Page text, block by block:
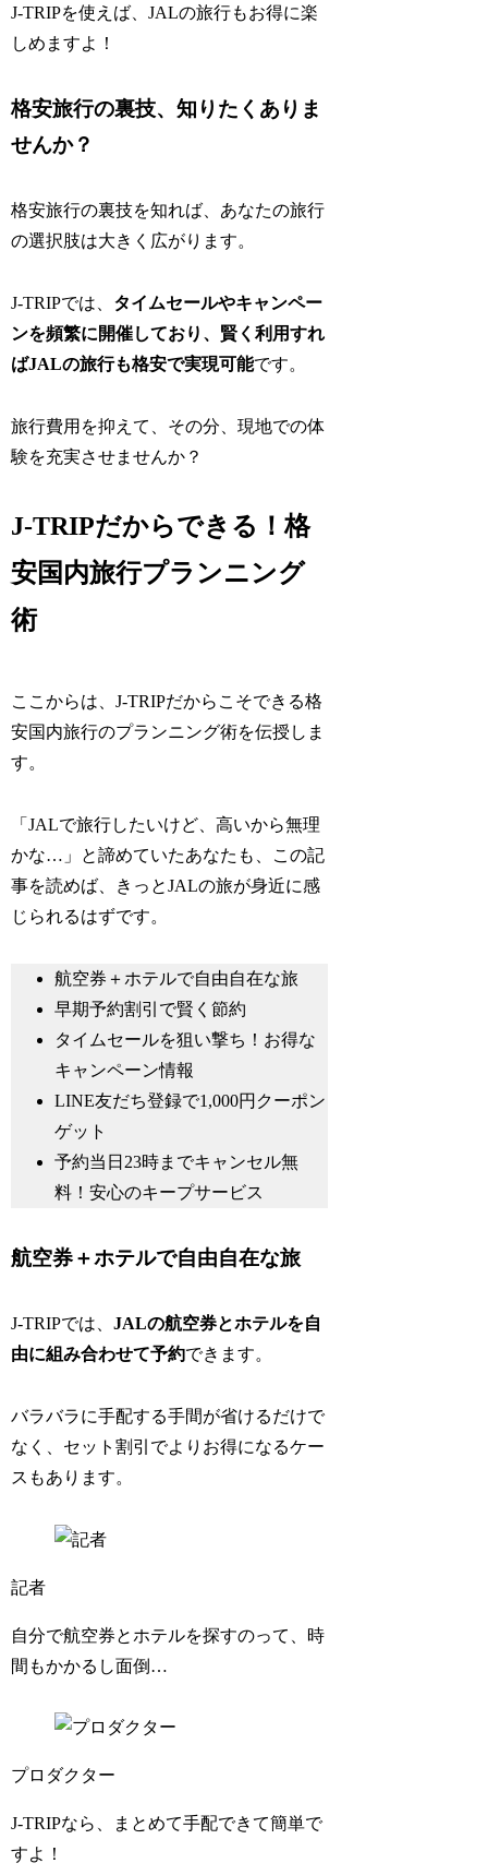
J-TRIPを使えば、JALの旅行もお得に楽
しめますよ！
格安旅行の裏技、知りたくありま
せんか？
格安旅行の裏技を知れば、あなたの旅行
の選択肢は大きく広がります。
J-TRIPでは、 タイムセールやキャンペー
ンを頻繁に開催しており、賢く利用すれ
ばJALの旅行も格安で実現可能です。
旅行費用を抑えて、その分、現地での体
験を充実させませんか？
J-TRIPだからできる！格
安国内旅行プランニング
術
ここからは、J-TRIPだからこそできる格
安国内旅行のプランニング術を伝授しま
す。
「JALで旅行したいけど、高いから無理
かな…」と諦めていたあなたも、この記
事を読めば、きっとJALの旅が身近に感
じられるはずです。
航空券＋ホテルで自由自在な旅
早期予約割引で賢く節約
タイムセールを狙い撃ち！お得な
キャンペーン情報
LINE友だち登録で1,000円クーポン
ゲット
予約当日23時までキャンセル無
料！安心のキープサービス
航空券＋ホテルで自由自在な旅
J-TRIPでは、JALの航空券とホテルを自
由に組み合わせて予約できます。
バラバラに手配する手間が省けるだけで
なく、セット割引でよりお得になるケー
スもあります。
記者
自分で航空券とホテルを探すのって、時
間もかかるし面倒…
プロダクター
J-TRIPなら、まとめて手配できて簡単で
すよ！